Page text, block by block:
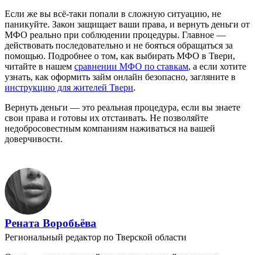
Если же вы всё-таки попали в сложную ситуацию, не
паникуйте. Закон защищает ваши права, и вернуть деньги от
МФО реально при соблюдении процедуры. Главное —
действовать последовательно и не бояться обращаться за
помощью. Подробнее о том, как выбирать МФО в Твери,
читайте в нашем сравнении МФО по ставкам, а если хотите
узнать, как оформить займ онлайн безопасно, загляните в
инструкцию для жителей Твери.
Вернуть деньги — это реальная процедура, если вы знаете
свои права и готовы их отстаивать. Не позволяйте
недобросовестным компаниям наживаться на вашей
доверчивости.
Рената Воробьёва
Региональный редактор по Тверской области